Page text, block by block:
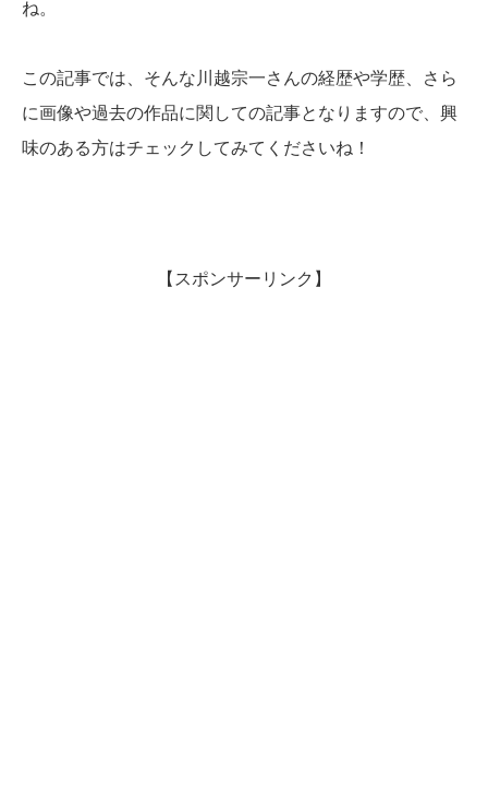
ね。
この記事では、そんな川越宗一さんの経歴や学歴、さら
に画像や過去の作品に関しての記事となりますので、興
味のある方はチェックしてみてくださいね！
【スポンサーリンク】